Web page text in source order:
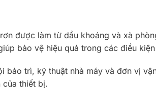
được làm từ dầu khoáng và xà
bảo vệ hiệu quả trong các điều
bảo trì, kỹ thuật nhà máy và đơn vị
của thiết bị.